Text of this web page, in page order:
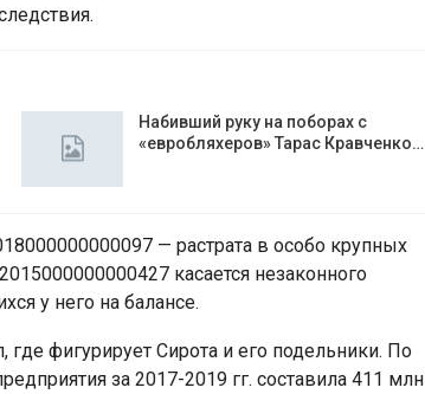
Набивший руку на поборах с
«евробляхеров» Тарас Кравченко…
— растрата в особо крупных
касается незаконного
у него на балансе.
фигурирует Сирота и его подельники. По
за 2017-2019 гг. составила 411 млн